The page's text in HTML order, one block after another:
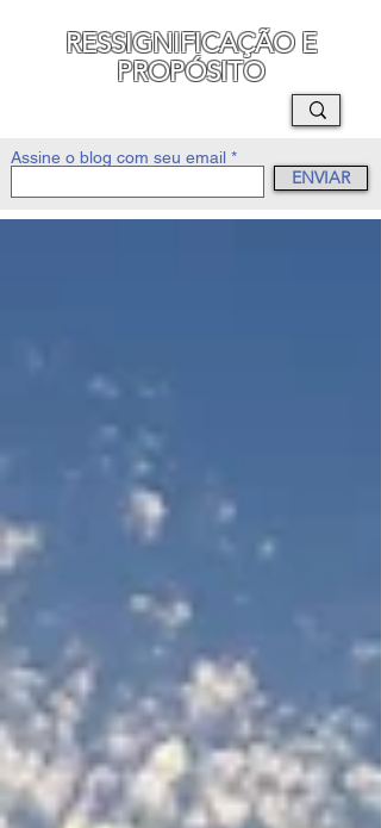
RESSIGNIFICAÇÃO E
PROPÓSITO
Assine o blog com seu email
ENVIAR